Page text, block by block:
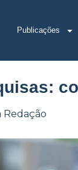
Publicações
Redação